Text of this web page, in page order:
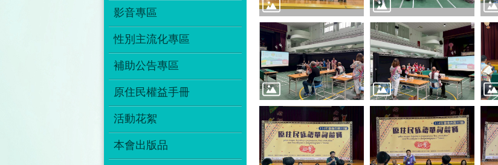
影音專區
性別主流化專區
補助公告專區
原住民權益手冊
活動花絮
本會出版品